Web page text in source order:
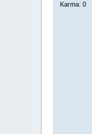
Karma: 0